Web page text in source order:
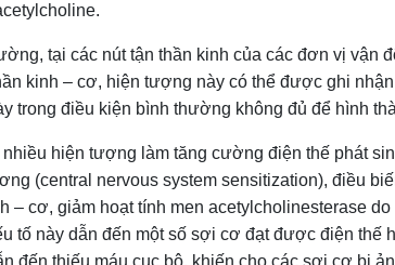
tại các nút tận thần kinh của các đơn vị
kinh – cơ, hiện tượng này có thể được ghi
trong điều kiện bình thường không đủ để hình
hiện tượng làm tăng cường điện thế phát
(central nervous system sensitization), điều
– cơ, giảm hoạt tính men acetylcholinesterase
tố này dẫn đến một số sợi cơ đạt được điện
đến thiếu máu cục bộ, khiến cho các sợi cơ bị